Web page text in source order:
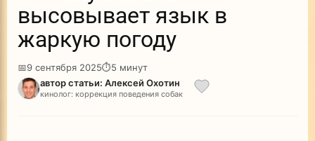
высовывает язык в
жаркую погоду
📅9 сентября 2025⏱5 минут
автор статьи: Алексей Охотин
кинолог: коррекция поведения собак